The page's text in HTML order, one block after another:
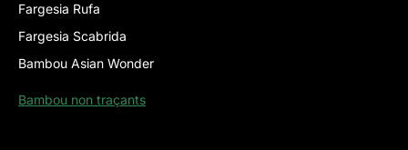
Fargesia Rufa
Fargesia Scabrida
Bambou Asian Wonder
Bambou non traçants